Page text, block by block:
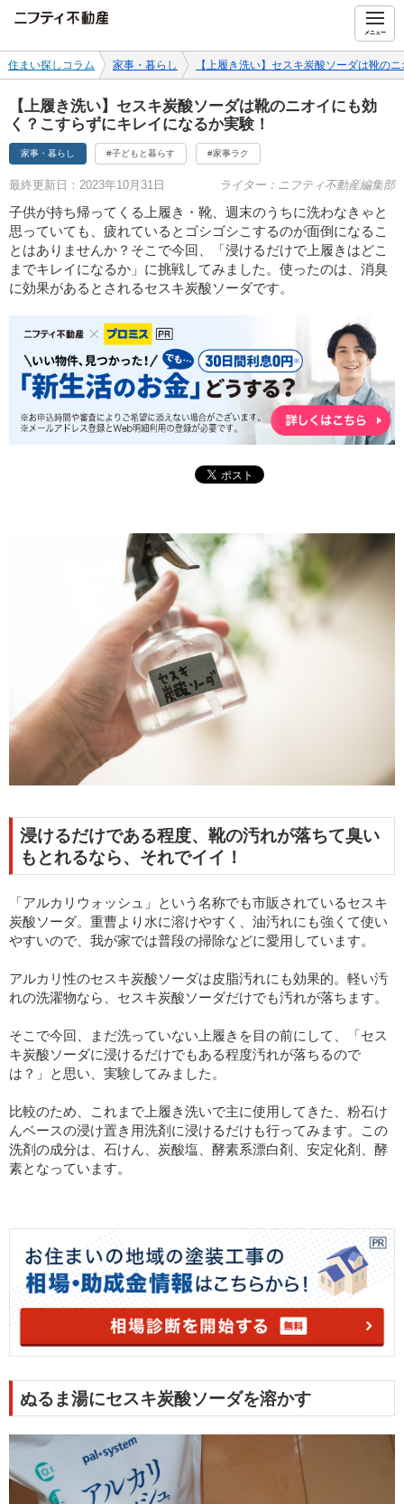
メニュー
住まい探しコラム 家事・暮らし 【上履き洗い】セスキ炭酸ソーダは靴の
【上履き洗い】セスキ炭酸ソーダは靴のニオイにも効
く？こすらずにキレイになるか実験！
家事・暮らし #子どもと暮らす #家事ラク
最終更新日：2023年10月31日 ライター：ニフティ不動産編集部
子供が持ち帰ってくる上履き・靴、週末のうちに洗わなきゃと
思っていても、疲れているとゴシゴシこするのが面倒になるこ
とはありませんか？そこで今回、「浸けるだけで上履きはどこ
までキレイになるか」に挑戦してみました。使ったのは、消臭
に効果があるとされるセスキ炭酸ソーダです。
浸けるだけである程度、靴の汚れが落ちて臭い
もとれるなら、それでイイ！
「アルカリウォッシュ」という名称でも市販されているセスキ
炭酸ソーダ。重曹より水に溶けやすく、油汚れにも強くて使い
やすいので、我が家では普段の掃除などに愛用しています。
アルカリ性のセスキ炭酸ソーダは皮脂汚れにも効果的。軽い汚
れの洗濯物なら、セスキ炭酸ソーダだけでも汚れが落ちます。
そこで今回、まだ洗っていない上履きを目の前にして、「セス
キ炭酸ソーダに浸けるだけでもある程度汚れが落ちるので
は？」と思い、実験してみました。
比較のため、これまで上履き洗いで主に使用してきた、粉石け
んベースの浸け置き用洗剤に浸けるだけも行ってみます。この
洗剤の成分は、石けん、炭酸塩、酵素系漂白剤、安定化剤、酵
素となっています。
ぬるま湯にセスキ炭酸ソーダを溶かす